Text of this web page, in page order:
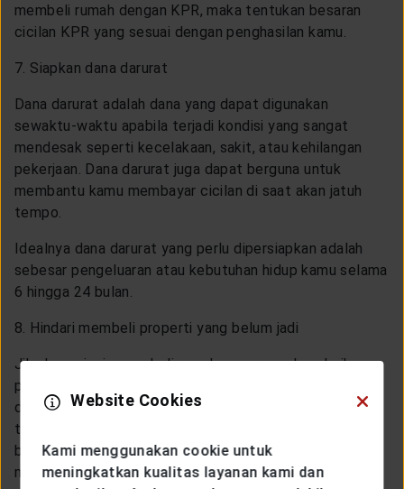
membeli rumah dengan KPR, maka tentukan besaran
cicilan KPR yang sesuai dengan penghasilan kamu.
7. Siapkan dana darurat
Dana darurat adalah dana yang dapat digunakan
sewaktu-waktu apabila terjadi kondisi yang sangat
mendesak seperti kecelakaan, sakit, atau kehilangan
pekerjaan. Dana darurat juga dapat berguna untuk
membantu kamu membayar cicilan di saat akan jatuh
tempo.
Idealnya dana darurat yang perlu dipersiapkan adalah
sebesar pengeluaran atau kebutuhan hidup kamu selama
6 hingga 24 bulan.
8. Hindari membeli properti yang belum jadi
Jika kamu ingin membeli rumah secara cash, sebaiknya
pilihlah properti yang siap huni atau telah selesai
dibangun. Hindari pula membeli rumah yang masih dalam
tahap pembangunan sebab resikonya lebih tinggi. Kamu
bisa mengambil pembayaran secara bertahap jika ingin
membeli rumah secaracash.
Website Cookies
Kami menggunakan cookie untuk
meningkatkan kualitas layanan kami dan